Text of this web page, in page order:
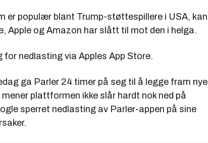
er populær blant Trump-støttespillere i USA, kan
Apple og Amazon har slått til mot den i helga.
for nedlasting via Apples App Store.
ga Parler 24 timer på seg til å legge fram nye
plattformen ikke slår hardt nok ned på
sperret nedlasting av Parler-appen på sine